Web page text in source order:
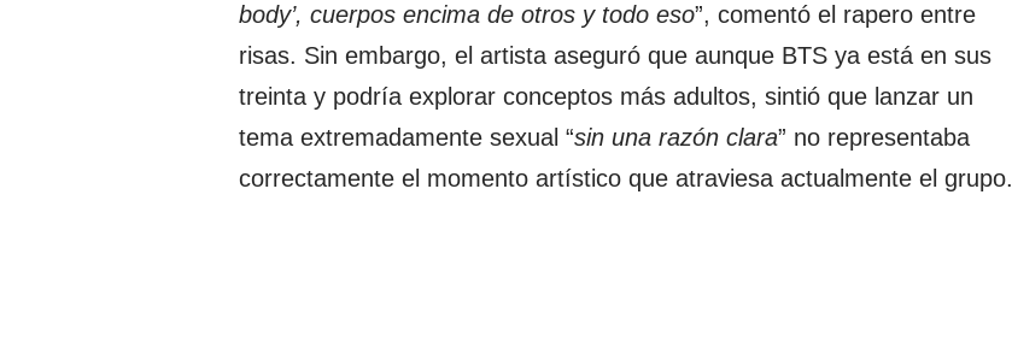
body’, cuerpos encima de otros y todo eso”, comentó el rapero entre
risas. Sin embargo, el artista aseguró que aunque BTS ya está en sus
treinta y podría explorar conceptos más adultos, sintió que lanzar un
tema extremadamente sexual “sin una razón clara” no representaba
correctamente el momento artístico que atraviesa actualmente el grupo.